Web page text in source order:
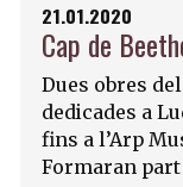
21.01.2020
Cap de
Dues obres
dedicades a
fins a l’Arp
Formaran part